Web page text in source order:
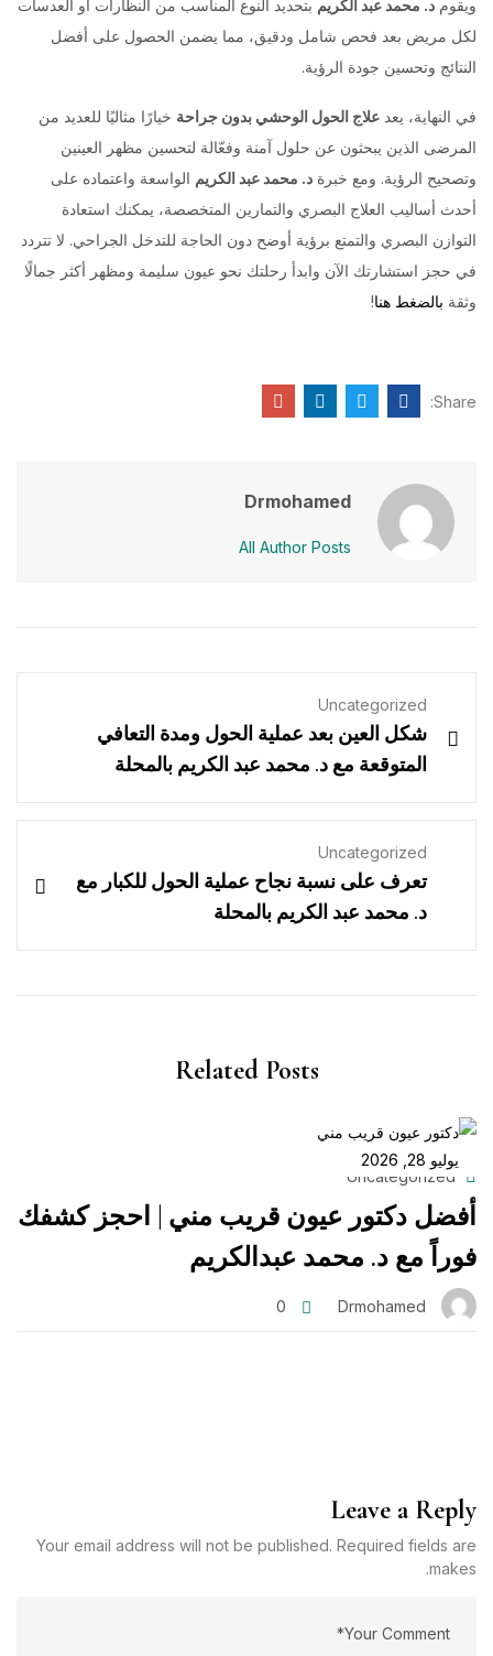
ويقوم د. محمد عبد الكريمبتحديد النوع المناسب من النظارات أو العدسات
لكل مريض بعد فحص شامل ودقيق، مما يضمن الحصول على أفضل
النتائج وتحسين جودة الرؤية.
في النهاية، يعد علاج الحول الوحشي بدون جراحةخيارًا مثاليًا للعديد من
المرضى الذين يبحثون عن حلول آمنة وفعّالة لتحسين مظهر العينين
وتصحيح الرؤية. ومع خبرة د. محمد عبد الكريمالواسعة واعتماده على
أحدث أساليب العلاج البصري والتمارين المتخصصة، يمكنك استعادة
التوازن البصري والتمتع برؤية أوضح دون الحاجة للتدخل الجراحي. لا تتردد
في حجز استشارتك الآن وابدأ رحلتك نحو عيون سليمة ومظهر أكثر جمالًا
وثقةبالضغط هنا!
Share:
Drmohamed
All Author Posts
Uncategorized
شكل العين بعد عملية الحول ومدة التعافي
المتوقعة مع د. محمد عبد الكريم بالمحلة
Uncategorized
تعرف على نسبة نجاح عملية الحول للكبار مع
د. محمد عبد الكريم بالمحلة
Related Posts
يوليو 28, 2026
Uncategorized
أفضل دكتور عيون قريب مني | احجز كشفك
فوراً مع د. محمد عبدالكريم
Drmohamed
0
Leave a Reply
Your email address will not be published. Required fields are
makes.